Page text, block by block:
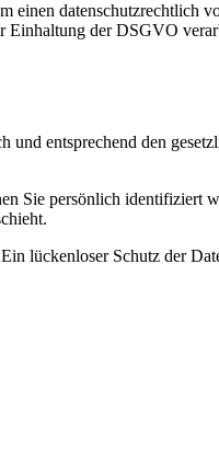
einen datenschutzrechtlich
Einhaltung der DSGVO
und entsprechend den
Sie persönlich identifiziert
lückenloser Schutz der